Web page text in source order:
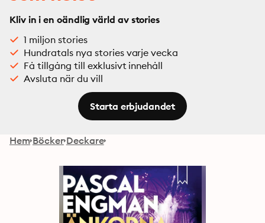
Kliv in i en oändlig värld av stories
1 miljon stories
Hundratals nya stories varje vecka
Få tillgång till exklusivt innehåll
Avsluta när du vill
Starta erbjudandet
Hem Böcker Deckare